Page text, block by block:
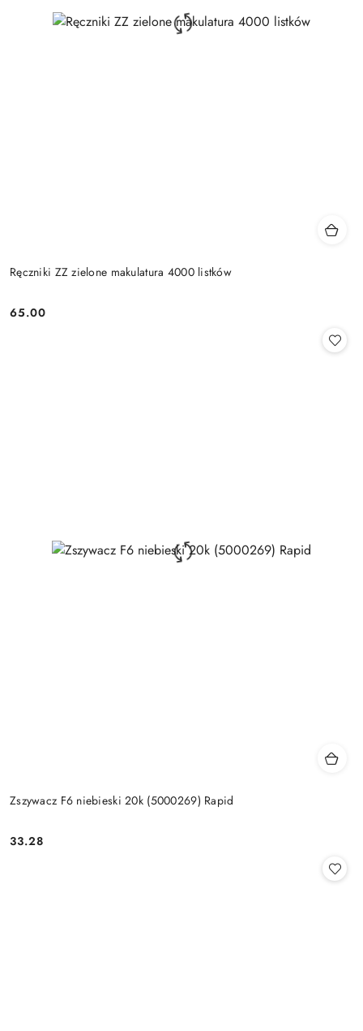
Ręczniki ZZ zielone makulatura 4000 listków
Cena:
65.00
Zszywacz F6 niebieski 20k (5000269) Rapid
Cena:
33.28